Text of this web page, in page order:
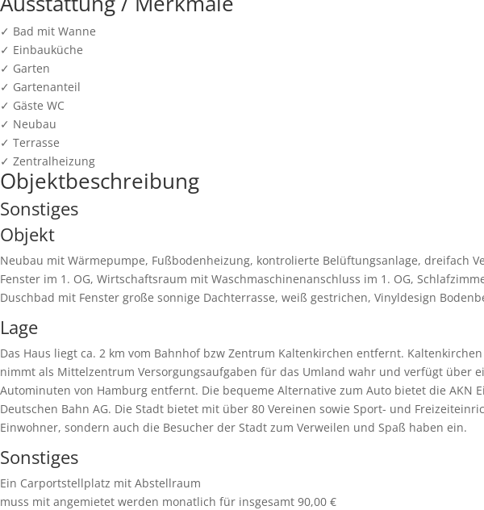
✓ Bad mit Wanne
✓ Einbauküche
✓ Garten
✓ Gartenanteil
✓ Gäste WC
✓ Neubau
✓ Terrasse
✓ Zentralheizung
Objekt­beschreibung
Sonstiges
Objekt
Neubau mit Wärmepumpe, Fußbodenheizung, kontrolierte Belüftungsanlage, dreifach
Fenster im 1. OG, Wirtschaftsraum mit Waschmaschinenanschluss im 1. OG,
Duschbad mit Fenster große sonnige Dachterrasse, weiß gestrichen, Vinyldesign
Lage
Das Haus liegt ca. 2 km vom Bahnhof bzw Zentrum Kaltenkirchen entfernt.
nimmt als Mittelzentrum Versorgungsaufgaben für das Umland wahr und verfügt über
Autominuten von Hamburg entfernt. Die bequeme Alternative zum Auto bietet die
Deutschen Bahn AG. Die Stadt bietet mit über 80 Vereinen sowie Sport- und
Einwohner, sondern auch die Besucher der Stadt zum Verweilen und Spaß haben ein.
Sonstiges
Ein Carportstellplatz mit Abstellraum
muss mit angemietet werden monatlich für insgesamt 90,00 €